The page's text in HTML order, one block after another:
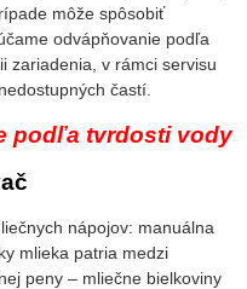
môže spôsobiť
odvápňovanie podľa
zariadenia, v rámci servisu
častí.
podľa tvrdosti vody
nápojov: manuálna
mlieka patria medzi
peny – mliečne bielkoviny